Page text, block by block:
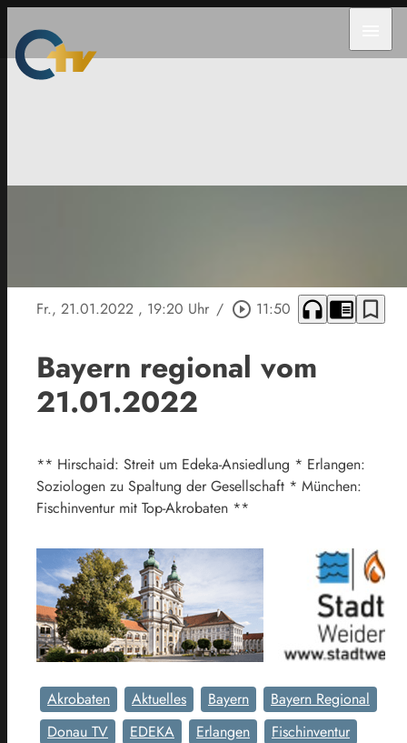
Fr., 21.01.2022 , 19:20 Uhr / play_circle_outline 11:50 headphones chrome_reader_mode bookmark_border
Bayern regional vom
21.01.2022
** Hirschaid: Streit um Edeka-Ansiedlung * Erlangen:
Soziologen zu Spaltung der Gesellschaft * München:
Fischinventur mit Top-Akrobaten **
Akrobaten Aktuelles Bayern
Bayern Regional
Donau TV
EDEKA Erlangen
Fischinventur